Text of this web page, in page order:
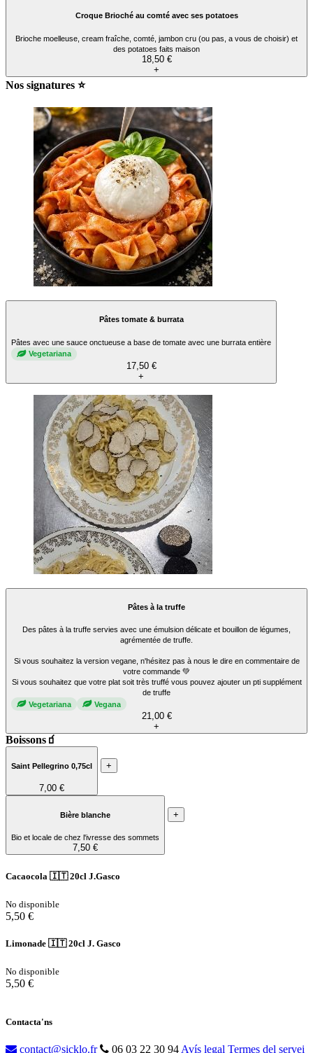
Croque Brioché au comté avec ses potatoes
Brioche moelleuse, cream fraîche, comté, jambon cru (ou pas, a vous de choisir) et
des potatoes faits maison
18,50 €
+
Nos signatures ⭐
Pâtes tomate & burrata
Pâtes avec une sauce onctueuse a base de tomate avec une burrata entière
Vegetariana
17,50 €
+
Pâtes à la truffe
Des pâtes à la truffe servies avec une émulsion délicate et bouillon de légumes,
agrémentée de truffe.
Si vous souhaitez la version vegane, n'hésitez pas à nous le dire en commentaire de
votre commande 💚
Si vous souhaitez que votre plat soit très truffé vous pouvez ajouter un pti supplément
de truffe
Vegetariana
Vegana
21,00 €
+
Boissons🧃
Saint Pellegrino 0,75cl
7,00 €
+
Bière blanche
Bio et locale de chez l'ivresse des sommets
7,50 €
+
Cacaocola 🇮🇹 20cl J.Gasco
No disponible
5,50 €
Limonade 🇮🇹 20cl J. Gasco
No disponible
5,50 €
Contacta'ns
contact@sicklo.fr 06 03 22 30 94 Avís legal Termes del servei